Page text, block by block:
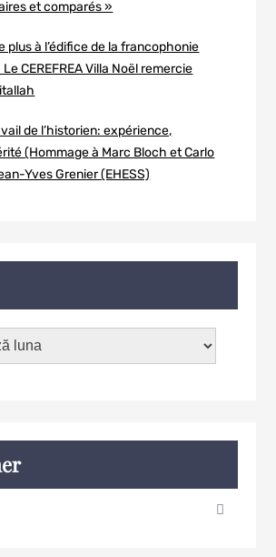
et comparés »
plus à l’édifice de la francophonie
CEREFREA Villa Noël remercie
de l’historien: expérience,
(Hommage à Marc Bloch et Carlo
Yves Grenier (EHESS)